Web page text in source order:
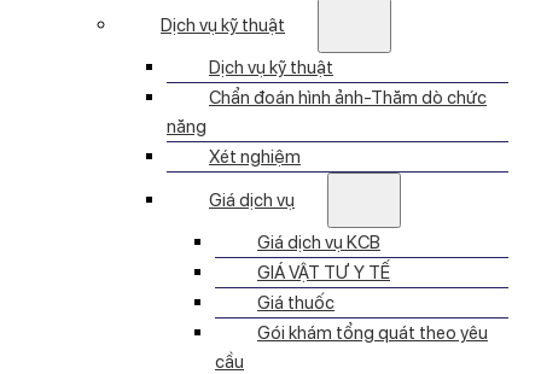
Dịch vụ kỹ thuật
Dịch vụ kỹ thuật
Chẩn đoán hình ảnh-Thăm dò chức
năng
Xét nghiệm
Giá dịch vụ
Giá dịch vụ KCB
GIÁ VẬT TƯ Y TẾ
Giá thuốc
Gói khám tổng quát theo yêu
cầu